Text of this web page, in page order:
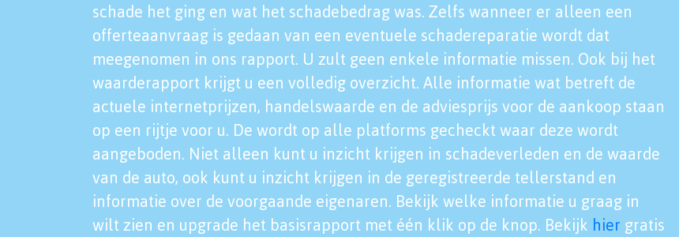
schade het ging en wat het schadebedrag was. Zelfs wanneer er alleen een
offerteaanvraag is gedaan van een eventuele schadereparatie wordt dat
meegenomen in ons rapport. U zult geen enkele informatie missen. Ook bij het
waarderapport krijgt u een volledig overzicht. Alle informatie wat betreft de
actuele internetprijzen, handelswaarde en de adviesprijs voor de aankoop staan
op een rijtje voor u. De wordt op alle platforms gecheckt waar deze wordt
aangeboden. Niet alleen kunt u inzicht krijgen in schadeverleden en de waarde
van de auto, ook kunt u inzicht krijgen in de geregistreerde tellerstand en
informatie over de voorgaande eigenaren. Bekijk welke informatie u graag in
wilt zien en upgrade het basisrapport met één klik op de knop. Bekijk hier gratis